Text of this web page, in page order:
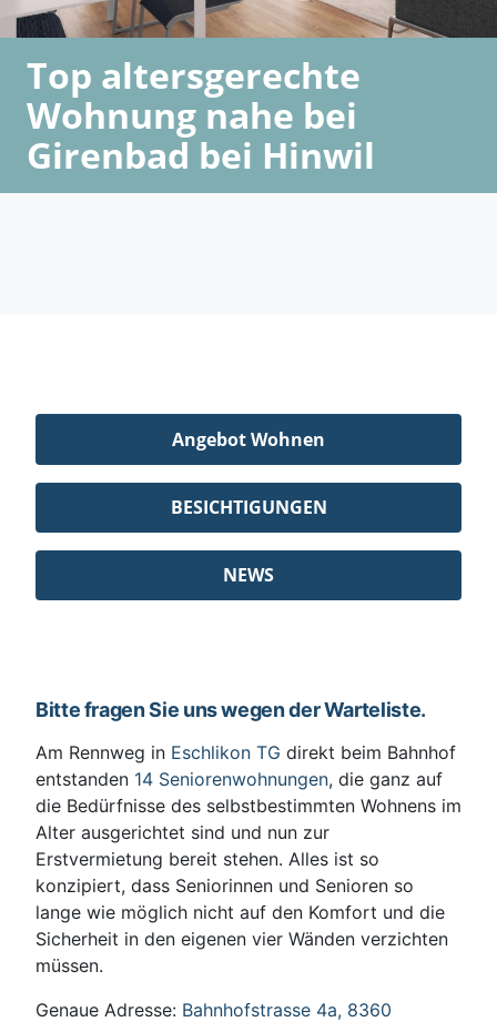
Top altersgerechte
Wohnung nahe bei
Girenbad bei Hinwil
Angebot Wohnen
BESICHTIGUNGEN
NEWS
Bitte fragen Sie uns wegen der Warteliste.
Am Rennweg in Eschlikon TG direkt beim Bahnhof
entstanden 14 Seniorenwohnungen, die ganz auf
die Bedürfnisse des selbstbestimmten Wohnens im
Alter ausgerichtet sind und nun zur
Erstvermietung bereit stehen. Alles ist so
konzipiert, dass Seniorinnen und Senioren so
lange wie möglich nicht auf den Komfort und die
Sicherheit in den eigenen vier Wänden verzichten
müssen.
Genaue Adresse: Bahnhofstrasse 4a, 8360